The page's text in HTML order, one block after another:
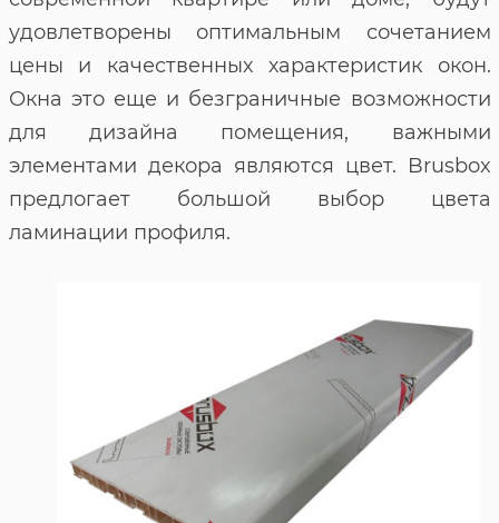
удовлетворены оптимальным сочетанием
цены и качественных характеристик окон.
Окна это еще и безграничные возможности
для дизайна помещения, важными
элементами декора являются цвет. Brusbox
предлогает большой выбор цвета
ламинации профиля.